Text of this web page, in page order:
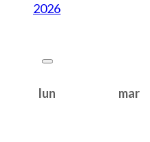
2026
lun mar